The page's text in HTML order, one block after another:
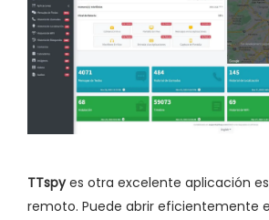
TTspyes otra excelente aplicación
remoto. Puede abrir eficientemente